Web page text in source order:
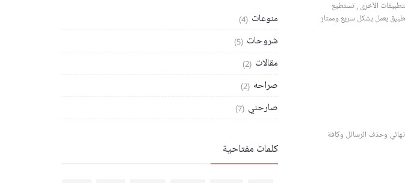
منوعات (4)
شروحات (5)
مقالات (2)
صراحه (2)
صارحني (7)
كلمات مفتاحية
الأخرى , تستطيع
يعمل بشكل سريع وممتاز
وحذف الرسائل وكافة